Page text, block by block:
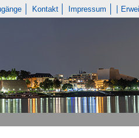
Kontakt Impressum